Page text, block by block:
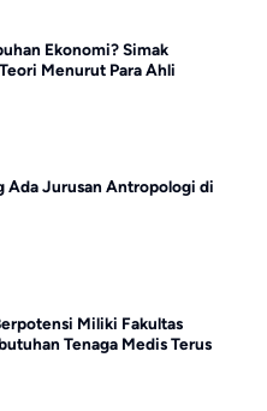
Ekonomi? Simak
Menurut Para Ahli
Ada Jurusan Antropologi di
Miliki Fakultas
Tenaga Medis Terus